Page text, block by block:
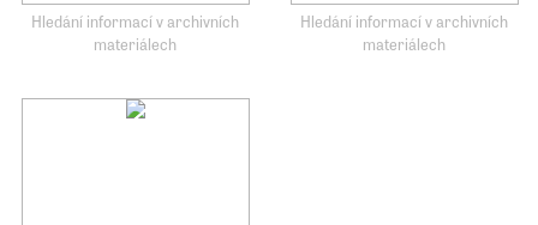
Hledání informací v archivních
materiálech
Hledání informací v archivních
materiálech